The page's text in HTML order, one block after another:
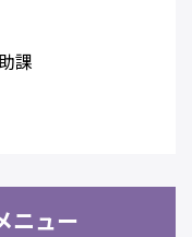
課
ニュー